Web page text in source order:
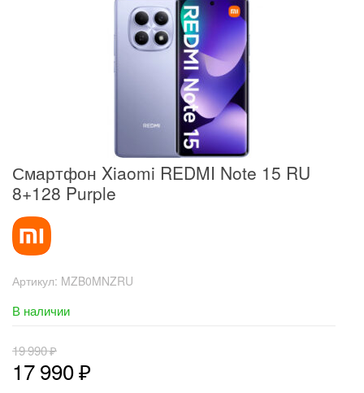
Смартфон Xiaomi REDMI Note 15 RU
8+128 Purple
Артикул: MZB0MNZRU
В наличии
17 990₽
19 990₽